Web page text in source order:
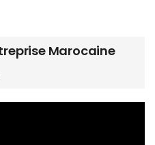
Marocaine